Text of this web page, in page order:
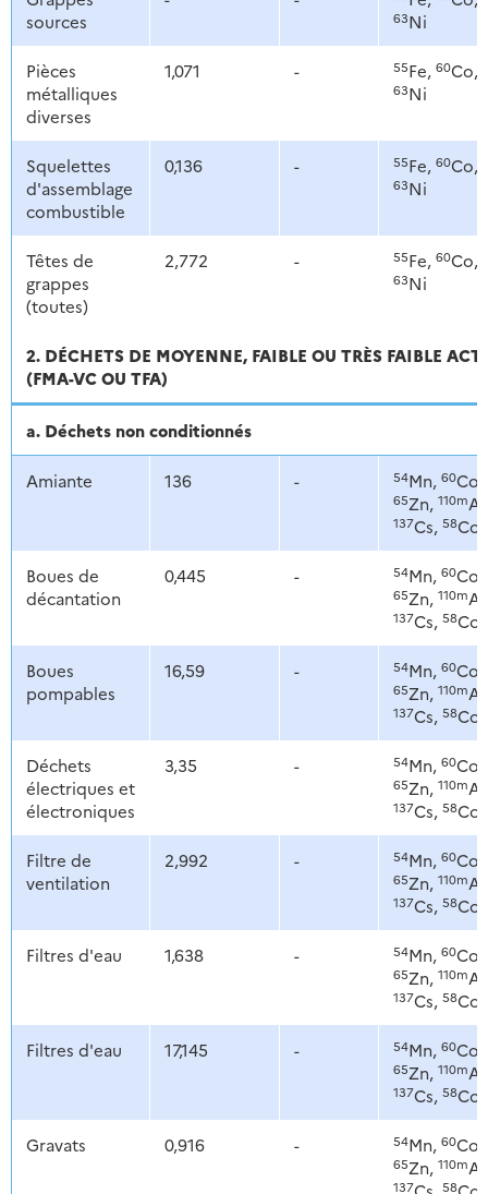
sources
63Ni
Pièces
métalliques
diverses
1,071 - 55Fe, 60Co,
63Ni
Squelettes
d'assemblage
combustible
0,136 - 55Fe, 60Co,
63Ni
Têtes de
grappes
(toutes)
2,772 - 55Fe, 60Co,
63Ni
2. DÉCHETS DE MOYENNE, FAIBLE OU TRÈS FAIBLE
(FMA-VC OU TFA)
a. Déchets non conditionnés
Amiante 136 - 54Mn, 60Co,
65Zn, 110m
137Cs, 58Co
Boues de
décantation
0,445 - 54Mn, 60Co,
65Zn, 110m
137Cs, 58Co
Boues
pompables
16,59 - 54Mn, 60Co,
65Zn, 110m
137Cs, 58Co
Déchets
électriques et
électroniques
3,35 - 54Mn, 60Co,
65Zn, 110m
137Cs, 58Co
Filtre de
ventilation
2,992 - 54Mn, 60Co,
65Zn, 110m
137Cs, 58Co
Filtres d'eau 1,638 - 54Mn, 60Co,
65Zn, 110m
137Cs, 58Co
Filtres d'eau 17,145 - 54Mn, 60Co,
65Zn, 110m
137Cs, 58Co
Gravats 0,916 - 54Mn, 60Co,
65Zn, 110m
137 58